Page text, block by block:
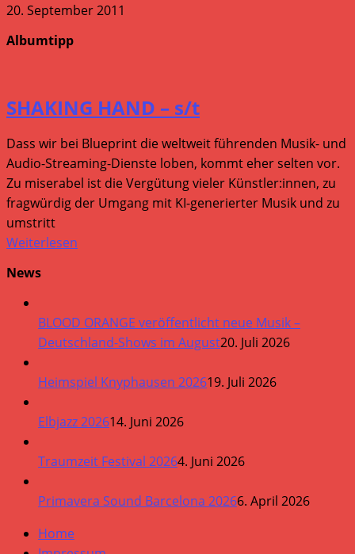
20. September 2011
Albumtipp
SHAKING HAND – s/t
Dass wir bei Blueprint die weltweit führenden Musik- und
Audio-Streaming-Dienste loben, kommt eher selten vor.
Zu miserabel ist die Vergütung vieler Künstler:innen, zu
fragwürdig der Umgang mit KI-generierter Musik und zu
umstritt
Weiterlesen
News
BLOOD ORANGE veröffentlicht neue Musik –
Deutschland-Shows im August20. Juli 2026
Heimspiel Knyphausen 202619. Juli 2026
Elbjazz 202614. Juni 2026
Traumzeit Festival 20264. Juni 2026
Primavera Sound Barcelona 20266. April 2026
Home